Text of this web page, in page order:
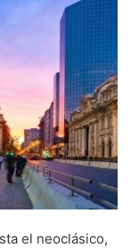
el neoclásico,